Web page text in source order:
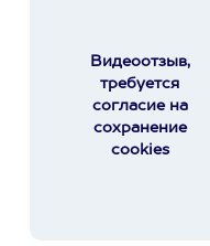
Видеоотзыв,
требуется
согласие на
сохранение
cookies